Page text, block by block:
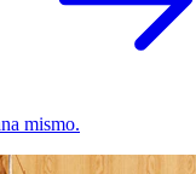
mismo.